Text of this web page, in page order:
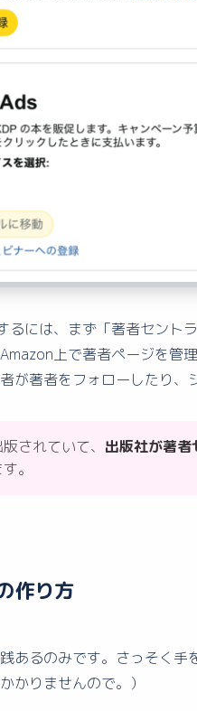
るには、まず「著者セント
上で著者ページを管
が著者をフォローしたり、
されていて、 出版社が著
。
作り方
あるのみです。さっそく
かりませんので。）